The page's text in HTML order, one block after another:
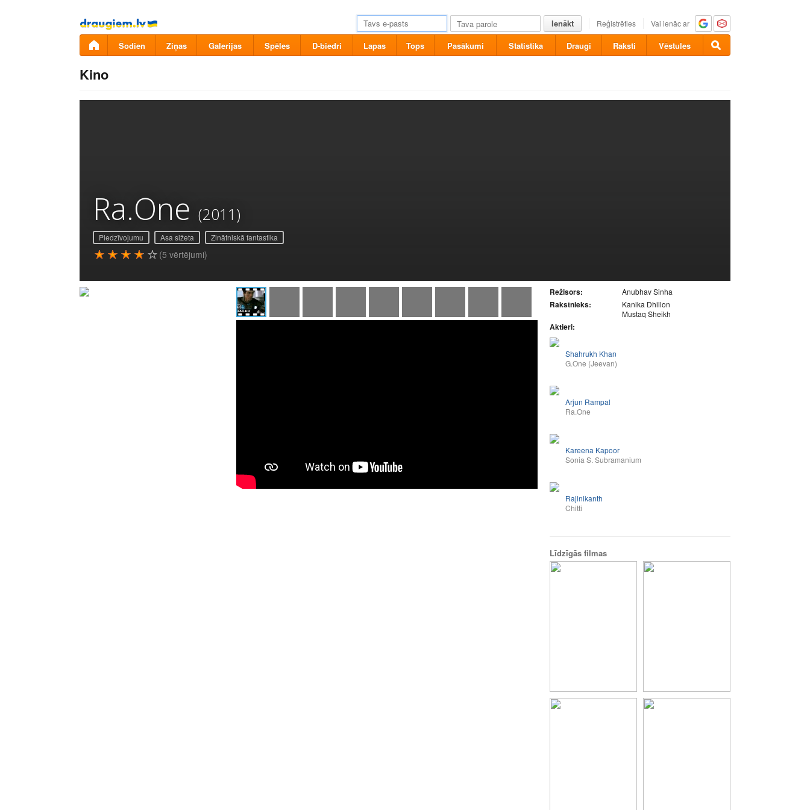
Pāriet
uz
saturu
Ienākt Reģistrēties Vai ienāc ar
Šodien Ziņas Galerijas Spēles D-biedri Lapas Tops Pasākumi Statistika Draugi Raksti Vēstules
Kino
Ra.One (2011)
Piedzīvojumu Asa sižeta Zinātniskā fantastika
(5 vērtējumi)
Režisors: Anubhav Sinha
Rakstnieks:
Kanika Dhillon
Mustaq Sheikh
Aktieri:
Shahrukh Khan
G.One (Jeevan)
Arjun Rampal
Ra.One
Kareena Kapoor
Sonia S. Subramanium
Rajinikanth
Chitti
Līdzīgās filmas